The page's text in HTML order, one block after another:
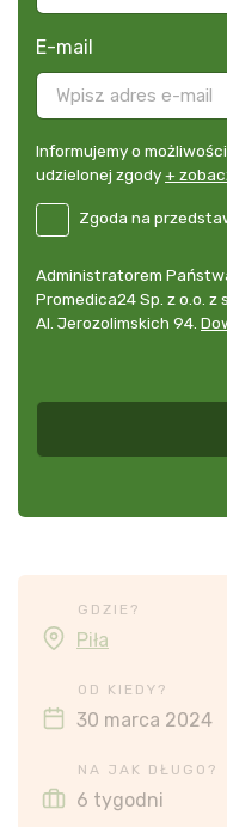
E-mail
Informujemy
o
wycofania
dowolnym
momencie
udzielonej
Informujemy o
udzielonej zgody+
PL
przedstawianie
Zgoda na
Administrator
danych
osobowych
Administratorem
Promedica24 Sp. z o.o.
Al. Jerozolimskich 94.
GDZIE?
Piła
OD KIEDY?
30 marca 2024
NA JAK DŁUGO?
6 tygodni